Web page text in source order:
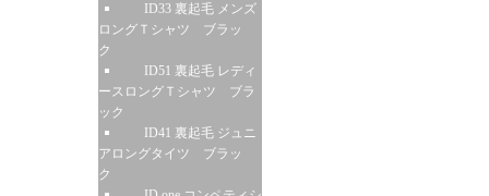
ID33 裏起毛 メンズ
ロングＴシャツ ブラッ
ク
ID51 裏起毛 レディ
ースロングＴシャツ ブラ
ック
ID41 裏起毛 ジュニ
アロングタイツ ブラッ
ク